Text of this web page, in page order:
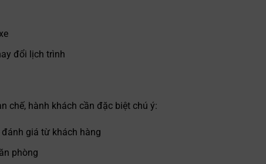
đổi lịch trình
chế, hành khách cần đặc biệt chú ý:
giá từ khách hàng
phòng